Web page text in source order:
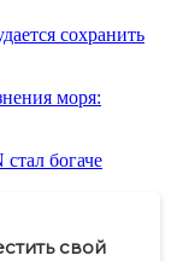
сохранить
моря:
богаче
свой